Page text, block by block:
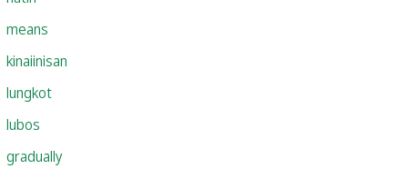
means
kinaiinisan
lungkot
lubos
gradually